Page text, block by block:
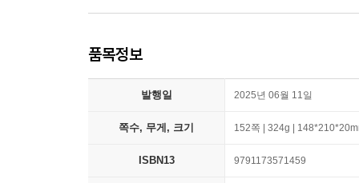
품목정보
발행일 2025년 06월 11일
쪽수, 무게, 크기 152쪽 | 324g |
ISBN13 9791173571459